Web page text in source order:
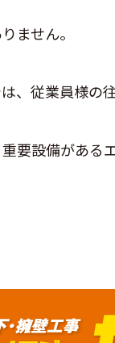
ません。
、従業員様の
要設備がある